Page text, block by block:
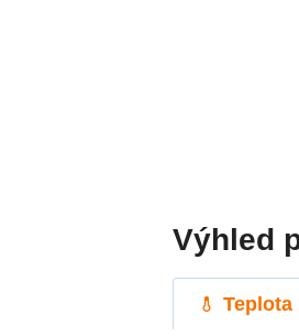
Výhled
Teplota